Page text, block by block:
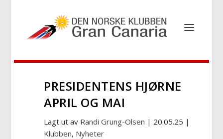
PRESIDENTENS HJØRNE
APRIL OG MAI
Lagt ut av Randi Grung-Olsen | 20.05.25 |
Klubben, Nyheter